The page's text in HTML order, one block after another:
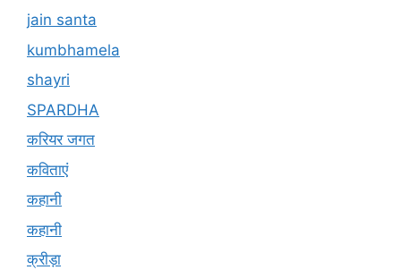
jain santa
kumbhamela
shayri
SPARDHA
करियर जगत
कविताएं
कहानी
कहानी
क्रीड़ा